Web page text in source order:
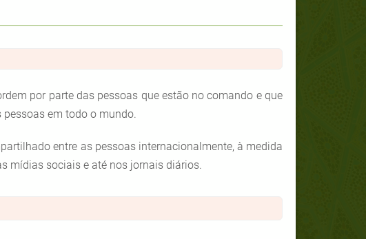
por parte das pessoas que estão no comando e que
em todo o mundo.
entre as pessoas internacionalmente, à medida
mídias sociais e até nos jornais diários.